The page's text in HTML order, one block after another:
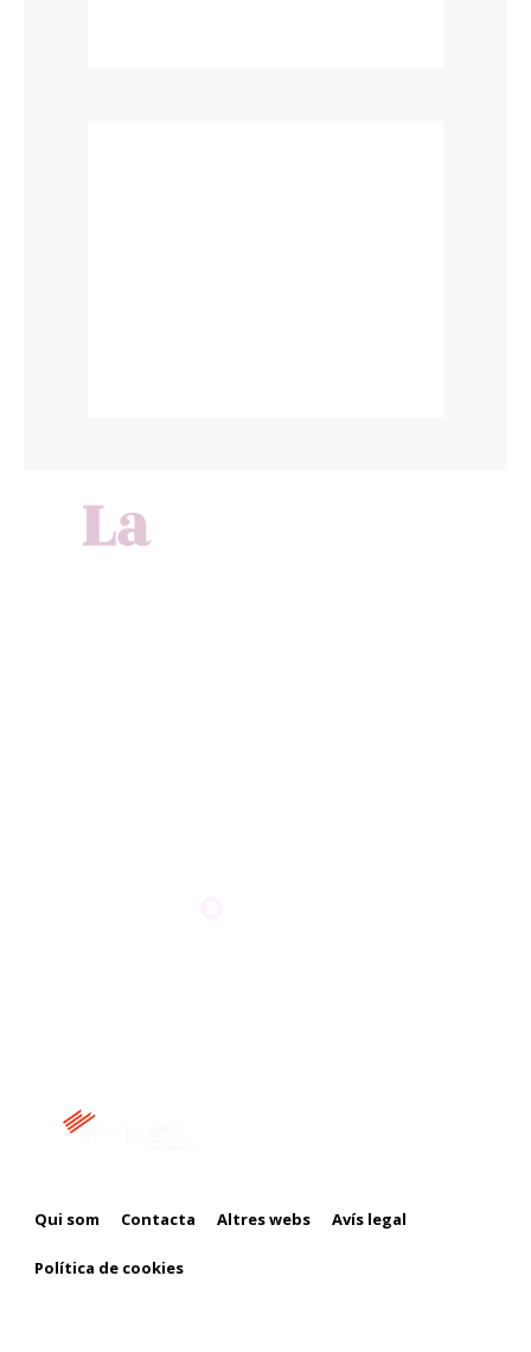
Qui som Contacta Altres webs Avís legal
Política de cookies